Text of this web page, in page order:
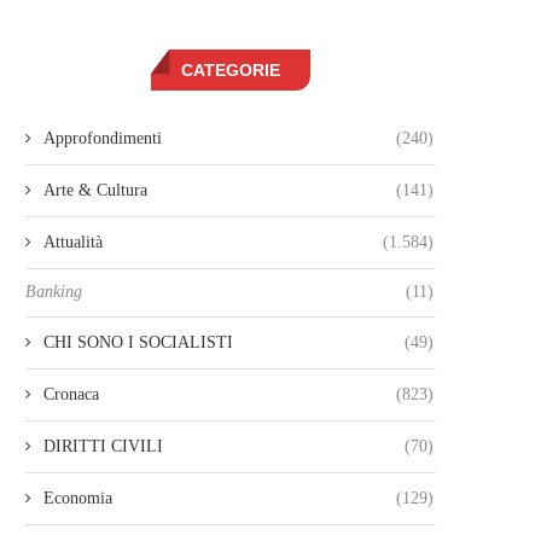
CATEGORIE
Approfondimenti (240)
Arte & Cultura (141)
Attualità (1.584)
Banking (11)
CHI SONO I SOCIALISTI (49)
Cronaca (823)
DIRITTI CIVILI (70)
Economia (129)